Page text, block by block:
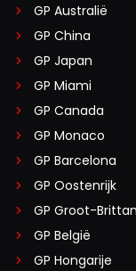
GP Australië
GP China
GP Japan
GP Miami
GP Canada
GP Monaco
GP Barcelona
GP Oostenrijk
GP Groot-
GP België
GP Hongarije